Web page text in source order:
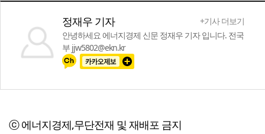
정재우 기자
+기사 더보기
안녕하세요 에너지경제 신문 정재우 기자 입니다. 전국
부 jjw5802@ekn.kr
ⓒ 에너지경제,무단전재 및 재배포 금지